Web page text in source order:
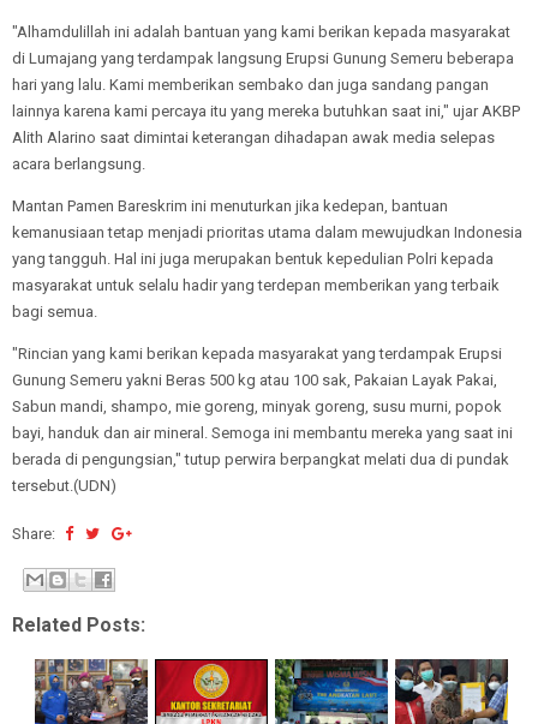
"Alhamdulillah ini adalah bantuan yang kami berikan kepada masyarakat
di Lumajang yang terdampak langsung Erupsi Gunung Semeru beberapa
hari yang lalu. Kami memberikan sembako dan juga sandang pangan
lainnya karena kami percaya itu yang mereka butuhkan saat ini," ujar AKBP
Alith Alarino saat dimintai keterangan dihadapan awak media selepas
acara berlangsung.
Mantan Pamen Bareskrim ini menuturkan jika kedepan, bantuan
kemanusiaan tetap menjadi prioritas utama dalam mewujudkan Indonesia
yang tangguh. Hal ini juga merupakan bentuk kepedulian Polri kepada
masyarakat untuk selalu hadir yang terdepan memberikan yang terbaik
bagi semua.
"Rincian yang kami berikan kepada masyarakat yang terdampak Erupsi
Gunung Semeru yakni Beras 500 kg atau 100 sak, Pakaian Layak Pakai,
Sabun mandi, shampo, mie goreng, minyak goreng, susu murni, popok
bayi, handuk dan air mineral. Semoga ini membantu mereka yang saat ini
berada di pengungsian," tutup perwira berpangkat melati dua di pundak
tersebut.(UDN)
Share:
Related Posts: